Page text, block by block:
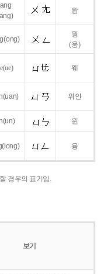
왕
(ong)
웡
(웅)
(ue) 웨
(uan) 위안
(un) 윈
(iong) 융
경우의 표기임.
보기